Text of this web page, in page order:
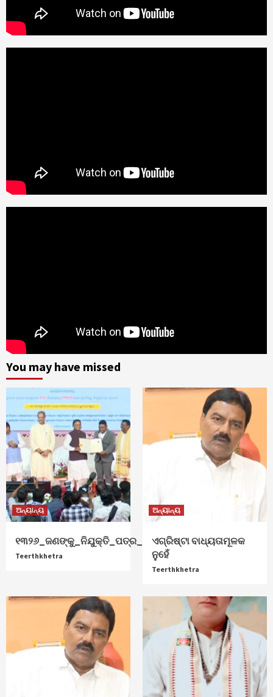
You may have missed
ଅନ୍ୟାନ୍ୟ
୧୩୨୬_ଜଣଙ୍କୁ_ନିଯୁକ୍ତି_ପତ୍ର_ଦେଲେ_ମୁଖ୍ୟମନ୍ତ୍ରୀ
Teerthkhetra
ଅନ୍ୟାନ୍ୟ
ଏଗ୍ରିଷ୍ଟା ବାଧ୍ୟତାମୂଳକ
ନୁହେଁ
Teerthkhetra